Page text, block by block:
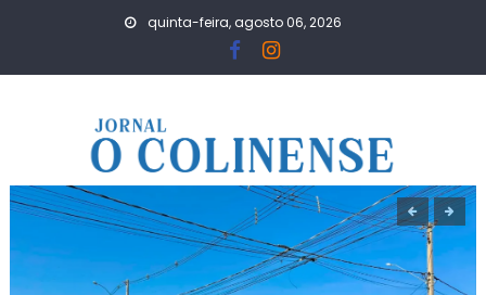
quinta-feira, agosto 06, 2026